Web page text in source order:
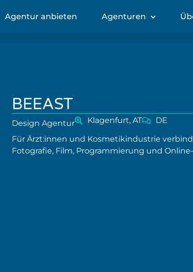
Agentur anbieten Agenturen
BEEAST
Design Agentur Klagenfurt, AT
DE
Für Ärzt:innen und Kosmetikindustrie
Fotografie, Film, Programmierung und